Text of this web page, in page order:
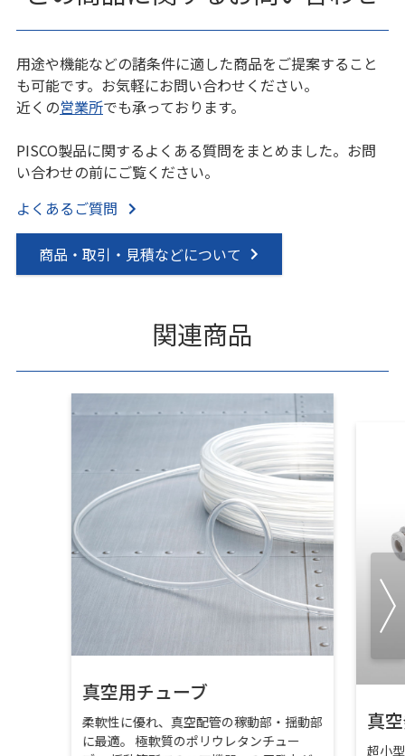
用途や機能などの諸条件に適した商品をご提案すること
も可能です。お気軽にお問い合わせください。
近くの営業所でも承っております。
PISCO製品に関するよくある質問をまとめました。お問
い合わせの前にご覧ください。
よくあるご質問
商品・取引・見積などについて
関連商品
真空用チューブ
柔軟性に優れ、真空配管の稼動部・揺動部
に最適。 極軟質のポリウレタンチュー
真
超小